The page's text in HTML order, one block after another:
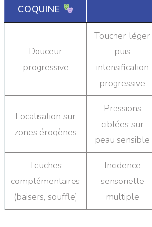
COQUINE
Douceur
progressive
Toucher léger
puis
intensification
progressive
Focalisation sur
zones érogènes
Pressions
ciblées sur
peau sensible
Touches
complémentaires
(baisers, souffle)
Incidence
sensorielle
multiple